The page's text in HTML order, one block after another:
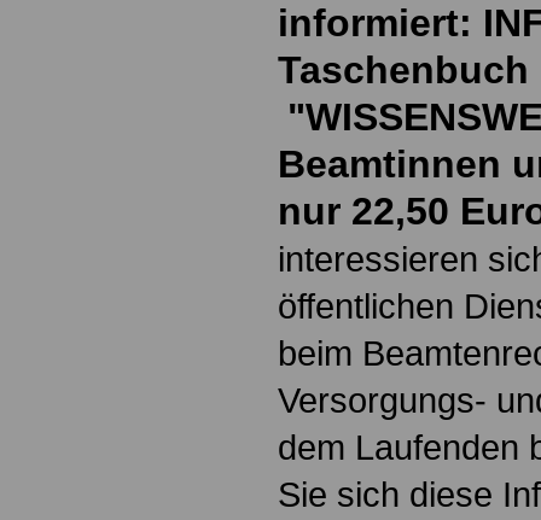
informiert:
Taschenbuch
Beamtinnen
nur 22,50
interessieren
öffentlichen
beim
Versorgungs-
dem Laufenden
Sie sich diese